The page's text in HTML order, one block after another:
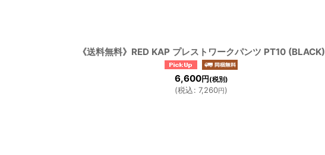
《送料無料》RED KAP プレストワークパンツ PT10 (BLACK)
6,600円 (税別)
(税込: 7,260円)